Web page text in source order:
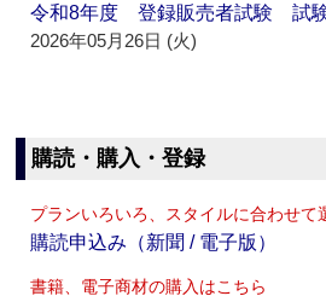
令和8年度 登録販売者試験 試
2026年05月26日 (火)
購読・購入・登録
プランいろいろ、スタイルに合わせて
購読申込み（新聞 / 電子版）
書籍、電子商材の購入はこちら